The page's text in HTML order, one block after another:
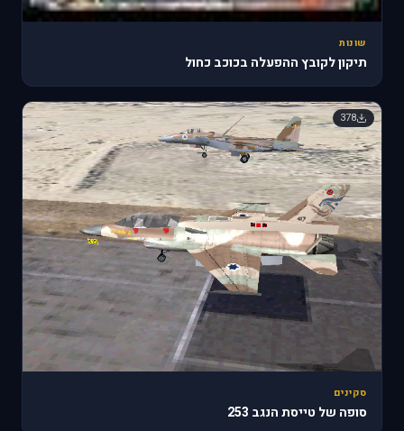
שונות
תיקון לקובץ ההפעלה בכוכב כחול
378
סקינים
סופה של טייסת הנגב 253